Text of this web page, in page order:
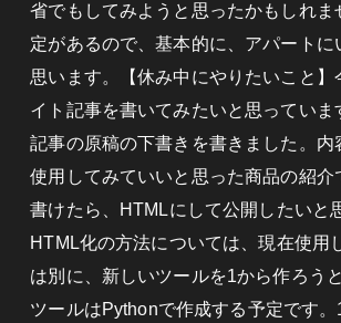
省でもしてみようと思ったかもしれま
定があるので、基本的に、アパートに
思います。【休み中にやりたいこと】
イト記事を書いてみたいと思っていま
記事の原稿の下書きを書きました。内
使用してみていいと思った商品の紹介
書けたら、HTMLにして公開したいと
HTML化の方法については、現在使用
は別に、新しいツールを1から作ろう
ツールはPythonで作成する予定です